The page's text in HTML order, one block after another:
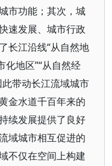
市功能；其次，城
速发展、城市行政
长江沿线“从自然地
化地区”“从自然经
带动长江流域城市
金水道千百年来的
续发展提供了良好
域城市相互促进的
不仅在空间上构建